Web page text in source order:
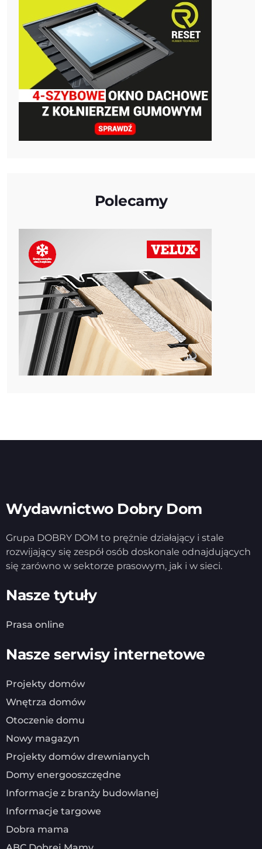
Polecamy
Wydawnictwo Dobry Dom
Grupa DOBRY DOM to prężnie działający i stale
rozwijający się zespół osób doskonale odnajdujących
się zarówno w sektorze prasowym, jak i w sieci.
Nasze tytuły
Prasa online
Nasze serwisy internetowe
Projekty domów
Wnętrza domów
Otoczenie domu
Nowy magazyn
Projekty domów drewnianych
Domy energooszczędne
Informacje z branży budowlanej
Informacje targowe
Dobra mama